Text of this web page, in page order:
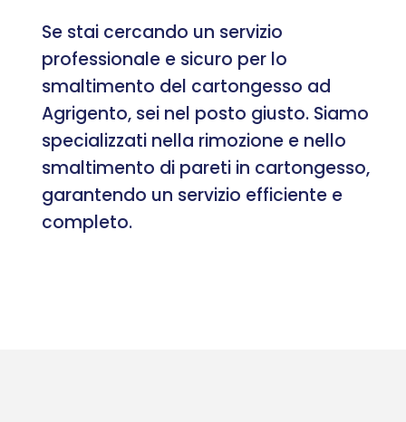
Se stai cercando un servizio
professionale e sicuro per lo
smaltimento del cartongesso ad
Agrigento, sei nel posto giusto. Siamo
specializzati nella rimozione e nello
smaltimento di pareti in cartongesso,
garantendo un servizio efficiente e
completo.